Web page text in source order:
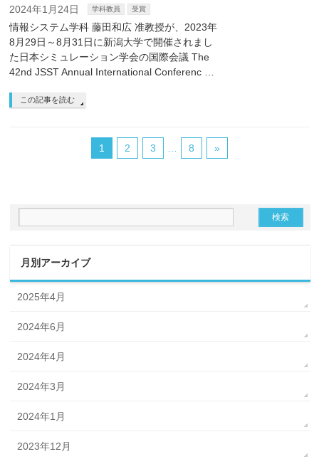
2024年1月24日 学科教員 受賞
情報システム学科 藤田和広 准教授が、2023年
8月29日～8月31日に新潟大学で開催されまし
た日本シミュレーション学会の国際会議 The
42nd JSST Annual International Conferenc …
この記事を読む
1 2 3 8 »
月別アーカイブ
2025年4月
2024年6月
2024年4月
2024年3月
2024年1月
2023年12月